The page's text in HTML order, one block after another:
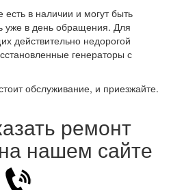
в наличии и могут быть
уже в день обращения. Для
действительно недорогой
генераторы с
обслуживание, и приезжайте.
ремонт
нашем сайте